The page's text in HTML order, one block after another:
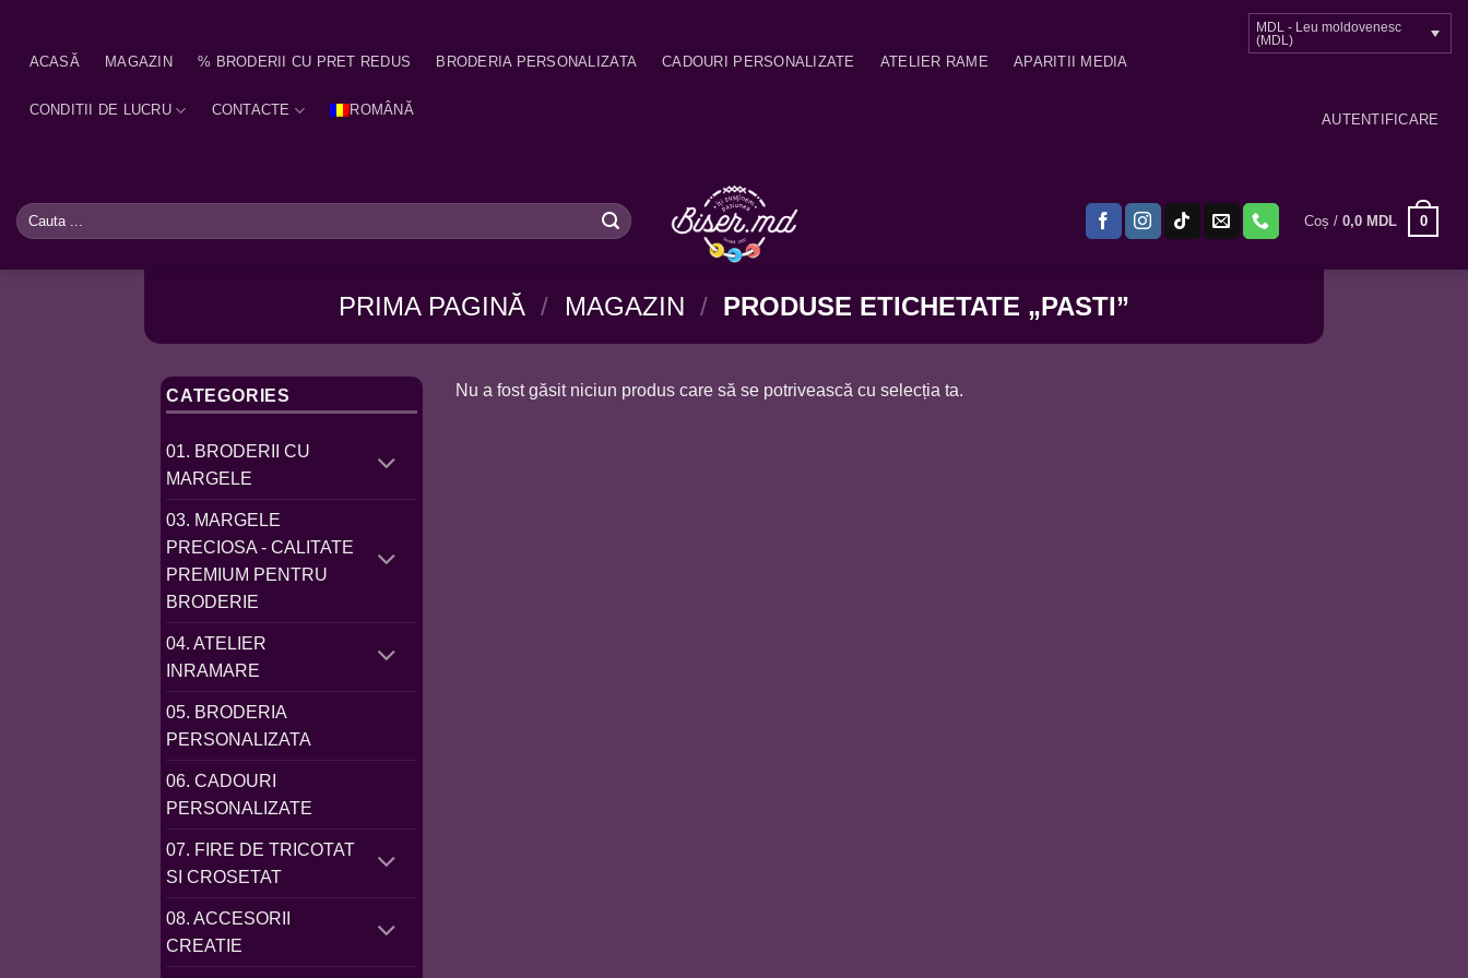
contentACASĂ MAGAZIN % BRODERII CU PRET REDUS BRODERIA PERSONALIZATA CADOURI PERSONALIZATE ATELIER RAME APARITII MEDIA
CONDITII DE LUCRU CONTACTE ROMÂNĂ
MDL - Leu moldovenesc
(MDL)
AUTENTIFICARE
Caută
după:
Coș /0,0 MDL 0
PRIMA PAGINĂ / MAGAZIN / PRODUSE ETICHETATE „PASTI”
CATEGORIES
01. BRODERII CU
MARGELE
03. MARGELE
PRECIOSA - CALITATE
PREMIUM PENTRU
BRODERIE
04. ATELIER
INRAMARE
05. BRODERIA
PERSONALIZATA
06. CADOURI
PERSONALIZATE
07. FIRE DE TRICOTAT
SI CROSETAT
08. ACCESORII
CREATIE
Nu a fost găsit niciun produs care să se potrivească cu selecția ta.